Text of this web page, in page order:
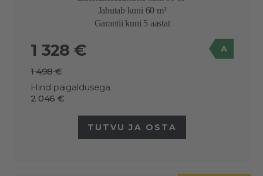
Jahutab kuni 60 m²
Garantii kuni 5 aastat
1 328 €
1 498 €
Hind paigaldusega
2 046 €
A
TUTVU JA OSTA